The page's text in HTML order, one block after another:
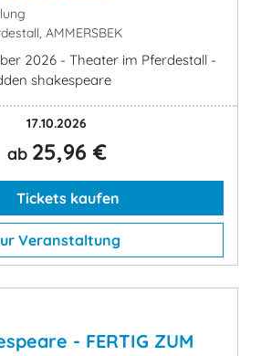
AMMERSBEK
2026 - Theater im Pferdestall -
shakespeare
17.10.2026
ab 25,96 €
Tickets kaufen
Veranstaltung
- FERTIG ZUM